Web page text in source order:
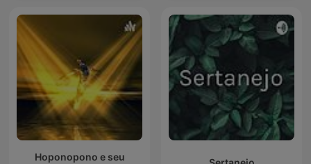
Hoponopono e seu